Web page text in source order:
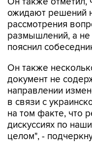
ожидают решений
рассмотрения
размышлений, а
пояснил
Он также
документ не
направлении
в связи с
на том факте, что
дискуссиях по
целом", -